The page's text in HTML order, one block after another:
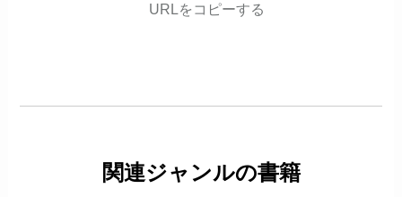
URLをコピーする
関連ジャンルの書籍